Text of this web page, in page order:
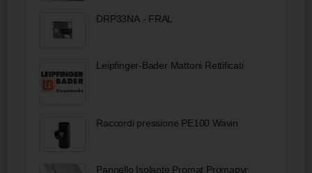
DRP33NA - FRAL
Leipfinger-Bader Mattoni Rettificati
Raccordi pressione PE100 Wavin
Pannello Isolante Promat Promapyr